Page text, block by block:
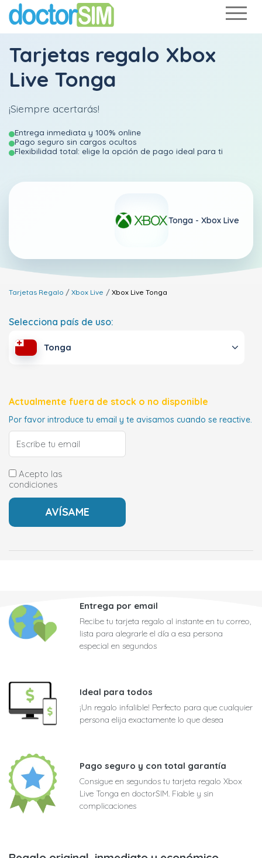
Tarjetas regalo Xbox
Live Tonga
¡Siempre acertarás!
Entrega inmediata y 100% online
Pago seguro sin cargos ocultos
Flexibilidad total: elige la opción de pago ideal para ti
Tonga - Xbox Live
Tarjetas Regalo Xbox Live Xbox Live Tonga
Selecciona país de uso:
Tonga
Actualmente fuera de stock o no disponible
Por favor introduce tu email y te avisamos cuando se reactive.
Acepto las
condiciones
Entrega por email
Recibe tu tarjeta regalo al instante en tu correo,
lista para alegrarle el día a esa persona
especial en segundos
Ideal para todos
¡Un regalo infalible! Perfecto para que cualquier
persona elija exactamente lo que desea
Pago seguro y con total garantía
Consigue en segundos tu tarjeta regalo Xbox
Live Tonga en doctorSIM. Fiable y sin
complicaciones